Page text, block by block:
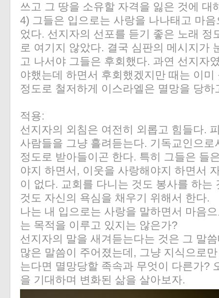
쓰고 그 땅을 소유할 자격을 잃은 것에
4) 그들은 입으로는 사랑을 나나태고 마
었다. 선지자의 선포를 듣기 좋은 노래 정
로 여기지 않았다. 결국 심판의 메시지가
고 나서야 그들은 후회했다. 과연 선지자
야했는데 하면서 후회했겠지만 때는 이
정도로 철저하게 이스라엘은 멸망을 당
적용:
선지자의 외침은 여전히 외롭고 힘들다.
사람들을 그냥 흘려듣는다. 기독교인으
정도로 받아들이곤 한다. 특히 그들은 들
야지 하면서, 이웃을 사랑해야지 하면서
이 없다. 교회를 다니는 것도 봉사를 하는
것도 자신의 욕심을 채우기 위해서 한다.
나는 내 입으로는 사랑을 말하면서 마음
는 목적을 이루고 있지는 않은가?
선지자의 말을 새겨듣는다는 것은 그 말
많은 말씀이 주어졌는데, 그냥 지식으로
는다면 멸망당할 족속과 무엇이 다른가?
을 기대하며 변화된 삶을 살아보자.